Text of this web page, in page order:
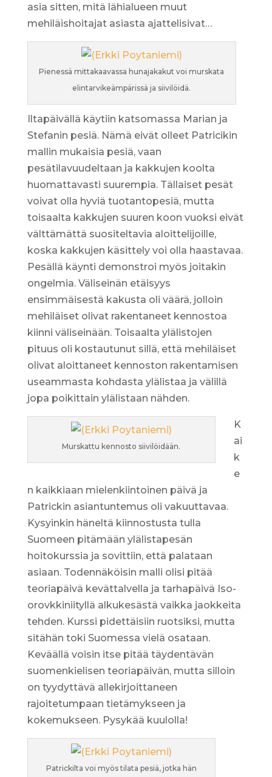
asia sitten, mitä lähialueen muut
mehiläishoitajat asiasta ajattelisivat…
Pienessä mittakaavassa hunajakakut voi murskata
elintarvikeämpärissä ja siivilöidä.
Iltapäivällä käytiin katsomassa Marian ja
Stefanin pesiä. Nämä eivät olleet Patricikin
mallin mukaisia pesiä, vaan
pesätilavuudeltaan ja kakkujen koolta
huomattavasti suurempia. Tällaiset pesät
voivat olla hyviä tuotantopesiä, mutta
toisaalta kakkujen suuren koon vuoksi eivät
välttämättä suositeltavia aloittelijoille,
koska kakkujen käsittely voi olla haastavaa.
Pesällä käynti demonstroi myös joitakin
ongelmia. Väliseinän etäisyys
ensimmäisestä kakusta oli väärä, jolloin
mehiläiset olivat rakentaneet kennostoa
kiinni väliseinään. Toisaalta ylälistojen
pituus oli kostautunut sillä, että mehiläiset
olivat aloittaneet kennoston rakentamisen
useammasta kohdasta ylälistaa ja välillä
jopa poikittain ylälistaan nähden.
Murskattu kennosto siivilöidään.
K
ai
k
e
n kaikkiaan mielenkiintoinen päivä ja
Patrickin asiantuntemus oli vakuuttavaa.
Kysyinkin häneltä kiinnostusta tulla
Suomeen pitämään ylälistapesän
hoitokurssia ja sovittiin, että palataan
asiaan. Todennäköisin malli olisi pitää
teoriapäivä kevättalvella ja tarhapäivä Iso-
orovkkiniityllä alkukesästä vaikka jaokkeita
tehden. Kurssi pidettäisiin ruotsiksi, mutta
sitähän toki Suomessa vielä osataan.
Keväällä voisin itse pitää täydentävän
suomenkielisen teoriapäivän, mutta silloin
on tyydyttävä allekirjoittaneen
rajoitetumpaan tietämykseen ja
kokemukseen. Pysykää kuulolla!
Patrickilta voi myös tilata pesiä, jotka hän